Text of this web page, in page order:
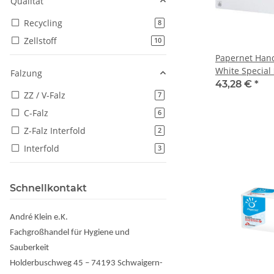
Papernet
White Special
24x23cm
43,28 € *
Recycling
8Artikel gefunden
Zellstoff 10Artikel gefunden
Falzung
ZZ / V-Falz
7Artikel gefunden
C-Falz 6Artikel gefunden
Z-Falz Interfold 2Artikel gefunden
Interfold 3Artikel gefunden
Schnellkontakt
André Klein e.K.
Fachgroßhandel für Hygiene und
Sauberkeit
Holderbuschweg 45 – 74193 Schwaigern-